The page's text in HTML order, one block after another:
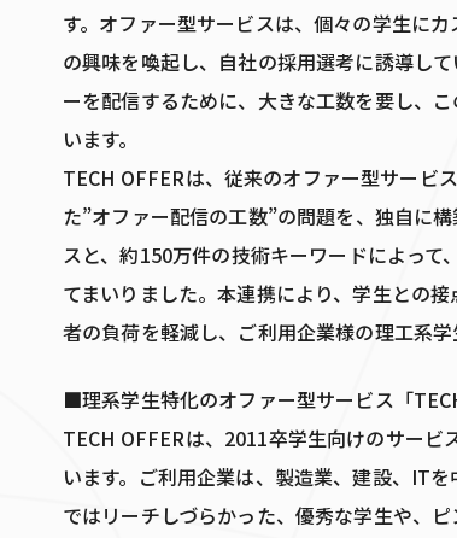
す。オファー型サービスは、個々の学生に
の興味を喚起し、自社の採用選考に誘導し
ーを配信するために、大きな工数を要し、
います。
TECH OFFERは、従来のオファー型サービ
た”オファー配信の工数”の問題を、独自に
スと、約150万件の技術キーワードによっ
てまいりました。本連携により、学生との
者の負荷を軽減し、ご利用企業様の理工系学
■理系学生特化のオファー型サービス「
TECH OFFERは、2011卒学生向けのサー
います。ご利用企業は、製造業、建設、IT
ではリーチしづらかった、優秀な学生や、